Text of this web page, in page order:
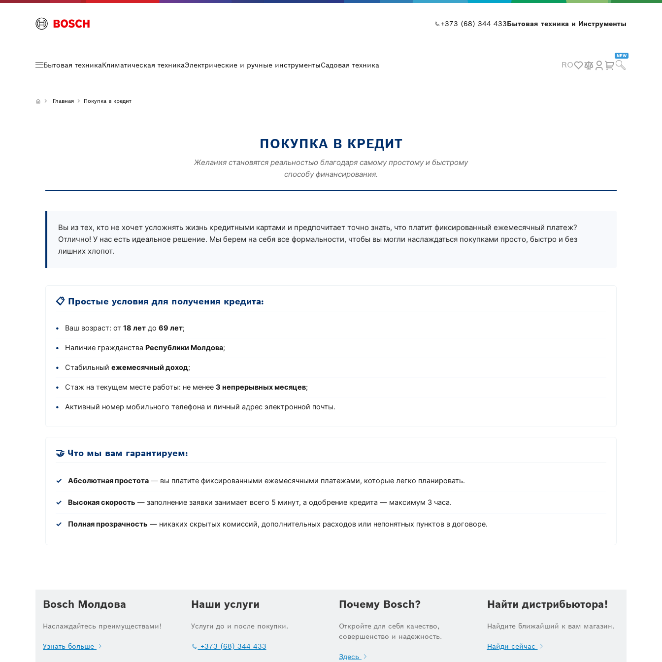
+373 (68) 344 433Бытовая техника и Инструменты
Бытовая техникаКлиматическая техникаЭлектрические и ручные инструментыСадовая техника RO
NEW
Главная Покупка в кредит
ПОКУПКА В КРЕДИТ
Желания становятся реальностью благодаря самому простому и быстрому
способу финансирования.
Вы из тех, кто не хочет усложнять жизнь кредитными картами и предпочитает точно знать, что платит фиксированный ежемесячный платеж?
Отлично! У нас есть идеальное решение. Мы берем на себя все формальности, чтобы вы могли наслаждаться покупками просто, быстро и без
лишних хлопот.
📋 Простые условия для получения кредита:
• Ваш возраст: от 18 лет до 69 лет;
• Наличие гражданства Республики Молдова;
• Стабильный ежемесячный доход;
• Стаж на текущем месте работы: не менее 3 непрерывных месяцев;
• Активный номер мобильного телефона и личный адрес электронной почты.
🤝 Что мы вам гарантируем:
✓ Абсолютная простота — вы платите фиксированными ежемесячными платежами, которые легко планировать.
✓ Высокая скорость — заполнение заявки занимает всего 5 минут, а одобрение кредита — максимум 3 часа.
✓ Полная прозрачность — никаких скрытых комиссий, дополнительных расходов или непонятных пунктов в договоре.
Bosch Молдова
Наслаждайтесь преимуществами!
Узнать больше
Наши услуги
Услуги до и после покупки.
+373 (68) 344 433
Почему Bosch?
Откройте для себя качество,
совершенство и надежность.
Здесь
Найти дистрибьютора!
Найдите ближайший к вам магазин.
Найди сейчас